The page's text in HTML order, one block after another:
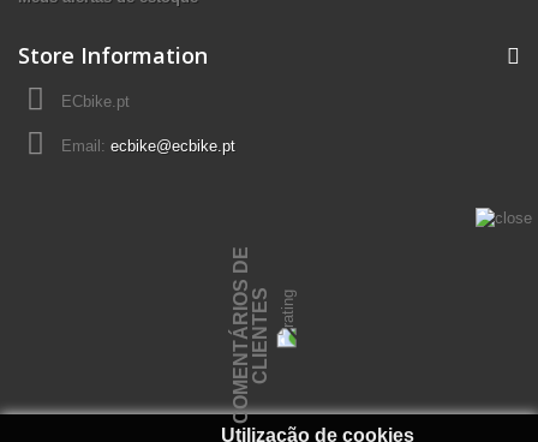
Store Information
ECbike.pt
Email: ecbike@ecbike.pt
Utilização de cookies
C
O
M
E
N
T
Á
R
I
O
S
D
E
C
L
I
E
N
T
ES